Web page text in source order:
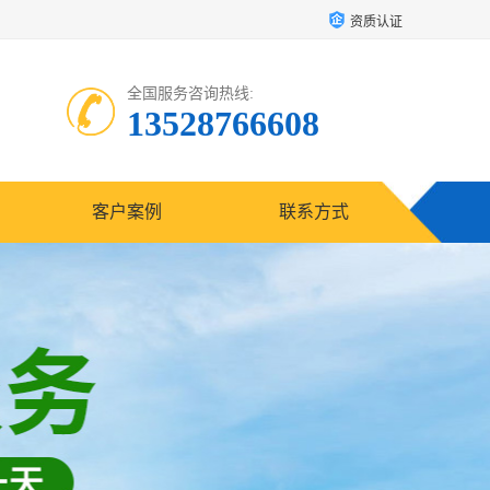
资质认证
全国服务咨询热线:
13528766608
客户案例 联系方式